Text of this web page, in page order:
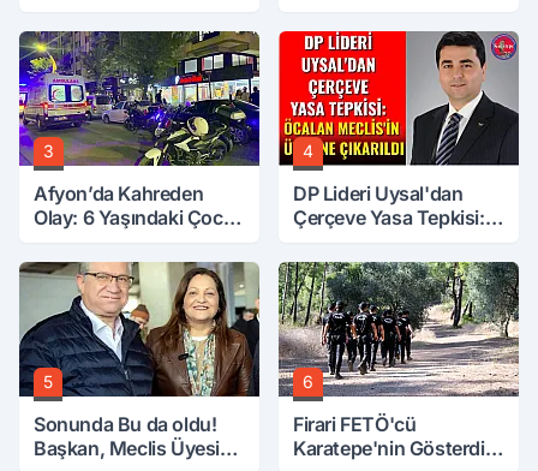
3
Afyon’da Kahreden
Olay: 6 Yaşındaki Çocuk
4
DP Lideri Uysal'dan
Çerçeve Yasa Tepkisi:
Üzerine Çıkarıldı
5
Sonunda Bu da oldu!
Başkan, Meclis Üyesini
6
Firari FETÖ'cü
Karatepe'nin Gösterdiği